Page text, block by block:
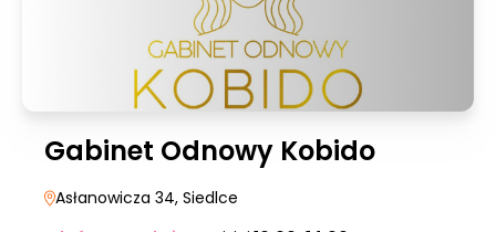
Gabinet Odnowy Kobido
Asłanowicza 34, Siedlce